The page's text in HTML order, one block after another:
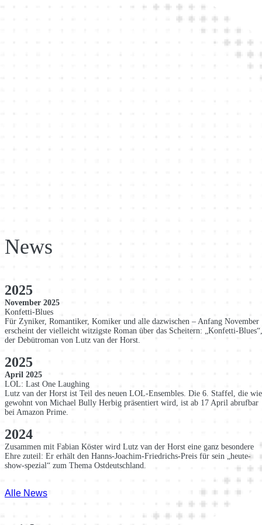
News
2025
November 2025
Konfetti-Blues
Für Zyniker, Romantiker, Komiker und alle dazwischen – Anfang November
erscheint der vielleicht witzigste Roman über das Scheitern: „Konfetti-Blues“,
der Debütroman von Lutz van der Horst.
2025
April 2025
LOL: Last One Laughing
Lutz van der Horst ist Teil des neuen LOL-Ensembles. Die 6. Staffel, die wie
gewohnt von Michael Bully Herbig präsentiert wird, ist ab 17 April abrufbar
bei Amazon Prime.
2024
Zusammen mit Fabian Köster wird Lutz van der Horst eine ganz besondere
Ehre zuteil: Er erhält den Hanns-Joachim-Friedrichs-Preis für sein „heute-
show-spezial“ zum Thema Ostdeutschland.
Alle News